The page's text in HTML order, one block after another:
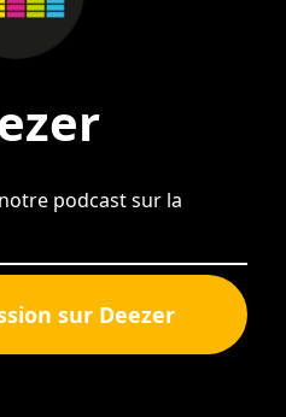
notre podcast sur la
sur Deezer